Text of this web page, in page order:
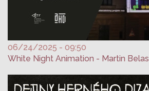
06/24/2025 - 09:50
White Night Animation - Martin Belas